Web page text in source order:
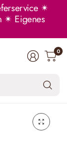
✴
✴ Eigenes
0